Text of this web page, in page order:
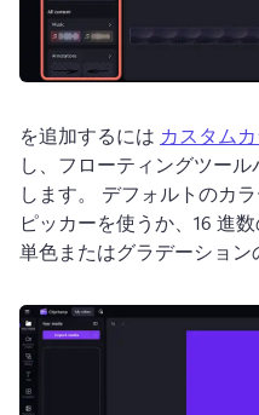
を追加するには カスタム
し、フローティングツー
します。 デフォルトのカ
ピッカーを使うか、16 進
単色またはグラデーション